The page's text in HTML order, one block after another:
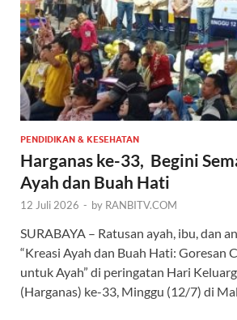
PENDIDIKAN & KESEHATAN
Harganas ke-33, Begini
Ayah dan Buah Hati
12 Juli 2026 - by RANBITV.COM
SURABAYA – Ratusan ayah, ibu, dan
“Kreasi Ayah dan Buah Hati: Goresan
untuk Ayah” di peringatan Hari
(Harganas) ke-33, Minggu (12/7) di Mal